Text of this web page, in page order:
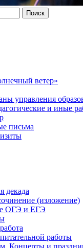
ветер»
управления
и иные
письма
декада
(изложение)
ОГЭ и ЕГЭ
работы